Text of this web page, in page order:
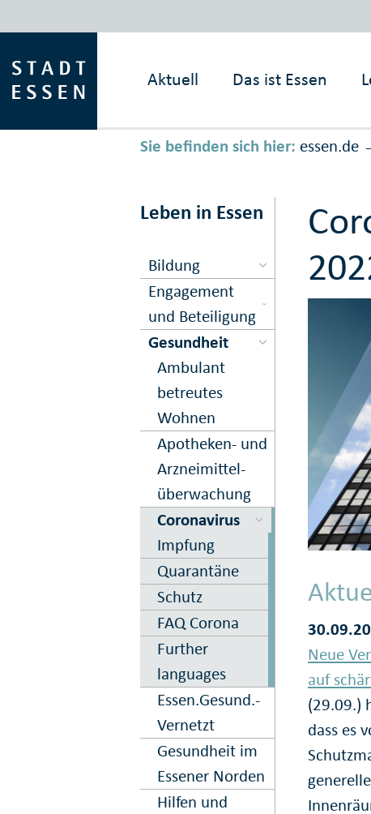
Aktuell Das ist Essen
Sie befinden sich hier: essen.de
Leben in Essen
Bildung
Engagement
und Beteiligung
Gesundheit
Ambulant
betreutes
Wohnen
Apo­theken- und
Arznei­mittel­
über­wachung
Corona­virus
Impfung
Quarantäne
Schutz
FAQ Corona
Further
languages
Essen.­Gesund.­
Vernetzt
Gesundheit im
Essener Norden
Hilfen und
Neue
auf
(29.09.)
dass es